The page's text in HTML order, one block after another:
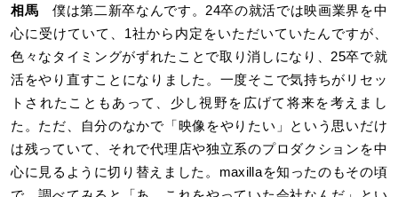
相馬 僕は第二新卒なんです。24卒の就活では映画業界を中
心に受けていて、1社から内定をいただいていたんですが、
色々なタイミングがずれたことで取り消しになり、25卒で就
活をやり直すことになりました。一度そこで気持ちがリセッ
トされたこともあって、少し視野を広げて将来を考えまし
た。ただ、自分のなかで「映像をやりたい」という思いだけ
は残っていて、それで代理店や独立系のプロダクションを中
心に見るように切り替えました。maxillaを知ったのもその頃